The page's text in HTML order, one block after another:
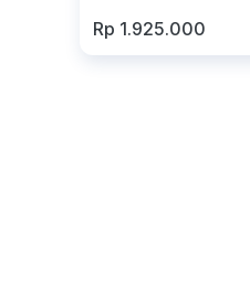
Rp 1.925.000